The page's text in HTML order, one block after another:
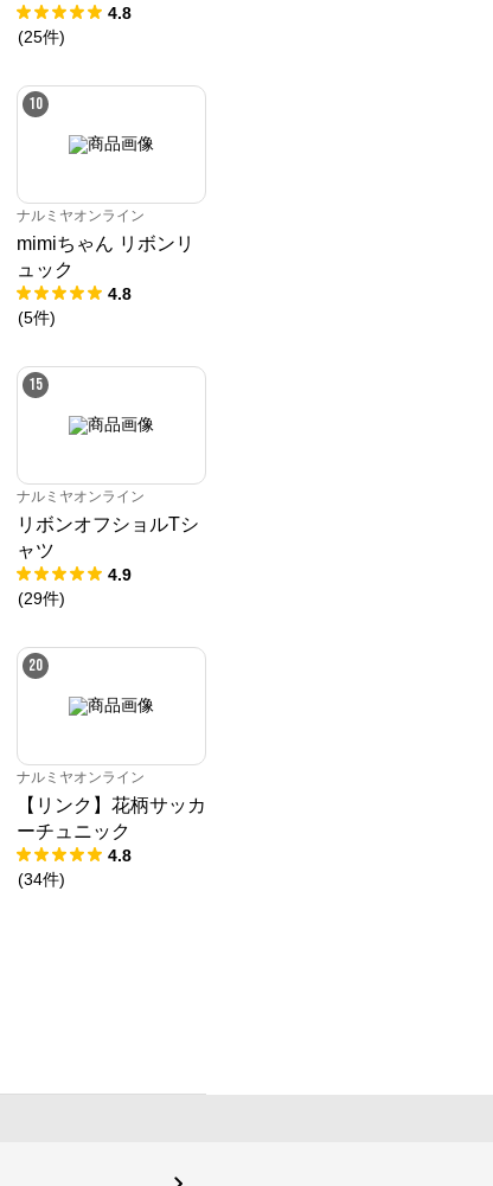
4.8
(25件)
10
ナルミヤオンライン
mimiちゃん リボンリ
ュック
4.8
(5件)
15
ナルミヤオンライン
リボンオフショルTシ
ャツ
4.9
(29件)
20
ナルミヤオンライン
【リンク】花柄サッカ
ーチュニック
4.8
(34件)